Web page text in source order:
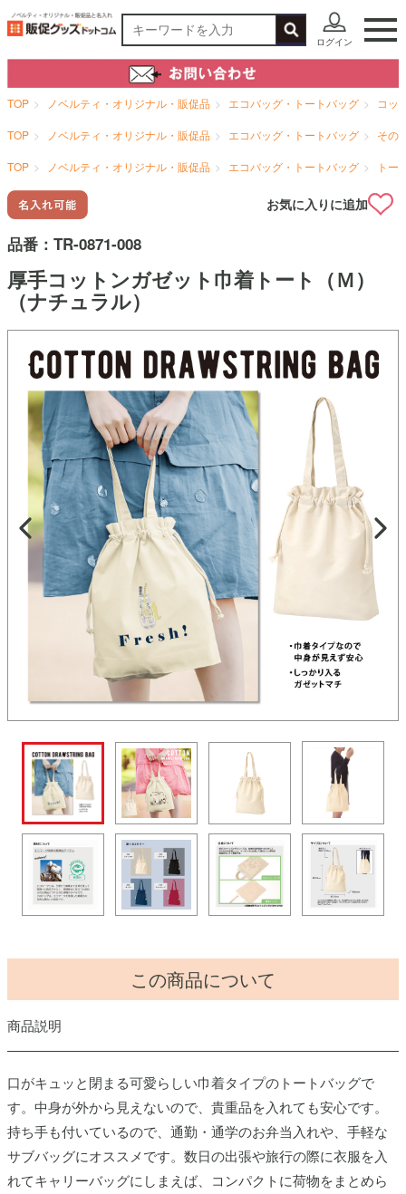
ログイン
TOP ノベルティ・オリジナル・販促品 エコバッグ・トートバッグ コッ
TOP ノベルティ・オリジナル・販促品 エコバッグ・トートバッグ その
TOP ノベルティ・オリジナル・販促品 エコバッグ・トートバッグ トー
お気に入りに追加
品番： TR-0871-008
厚手コットンガゼット巾着トート（Ｍ）
（ナチュラル）
この商品について
商品説明
口がキュッと閉まる可愛らしい巾着タイプのトートバッグで
す。中身が外から見えないので、貴重品を入れても安心です。
持ち手も付いているので、通勤・通学のお弁当入れや、手軽な
サブバッグにオススメです。数日の出張や旅行の際に衣服を入
れてキャリーバッグにしまえば、コンパクトに荷物をまとめら